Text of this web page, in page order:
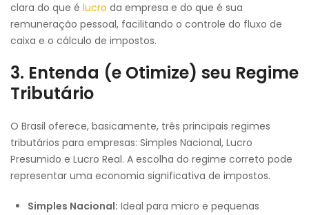
clara do que é lucro da empresa e do que é sua
remuneração pessoal, facilitando o controle do fluxo de
caixa e o cálculo de impostos.
3. Entenda (e Otimize) seu Regime
Tributário
O Brasil oferece, basicamente, três principais regimes
tributários para empresas: Simples Nacional, Lucro
Presumido e Lucro Real. A escolha do regime correto pode
representar uma economia significativa de impostos.
Simples Nacional: Ideal para micro e pequenas